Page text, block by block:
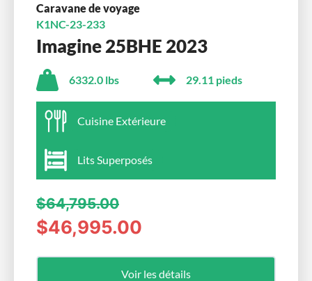
Caravane de voyage
K1NC-23-233
Imagine 25BHE 2023
6332.0 lbs 29.11 pieds
Cuisine Extérieure
Lits Superposés
$64,795.00
$46,995.00
Voir les détails